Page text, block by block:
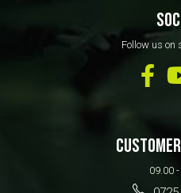
Follow us on
09.00